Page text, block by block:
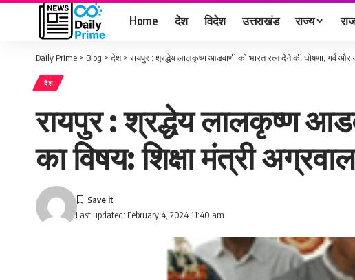
Home देश विदेश उत्तराखंड राज्य
Daily Prime > Blog >देश>रायपुर : श्रद्धेय लालकृष्ण आडवाणी को भारत रत्न देने की घोषणा, गर्व और
देश
रायपुर : श्रद्धेय लालकृष्ण
का विषय: शिक्षा मंत्री
Last updated: February 4, 2024 11:40 am